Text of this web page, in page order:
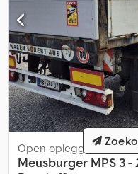
Open oplegger
Meusburger MPS 3